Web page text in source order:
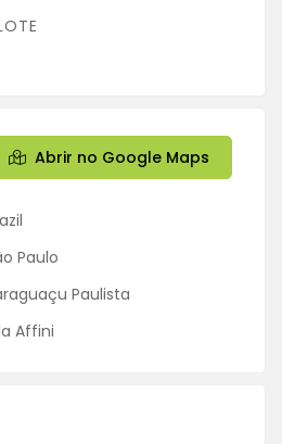
Abrir no Google Maps
Paulo
Paulista
Affini